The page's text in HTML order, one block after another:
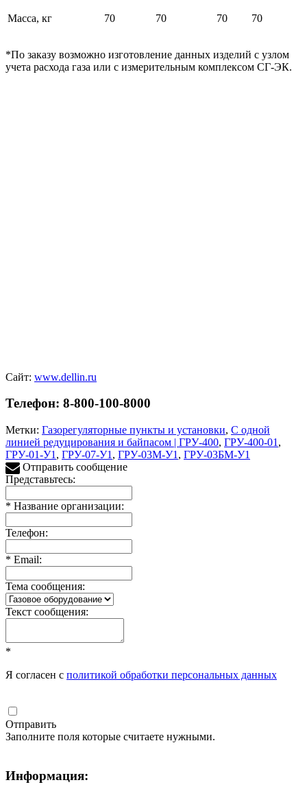
Масса, кг 70 70 70 70
*По заказу возможно изготовление данных изделий с узлом
учета расхода газа или с измерительным комплексом СГ-ЭК.
Сайт: www.dellin.ru
Телефон: 8-800-100-8000
Метки: Газорегуляторные пункты и установки, С одной
линией редуцирования и байпасом | ГРУ-400, ГРУ-400-01 ,
ГРУ-01-У1 , ГРУ-07-У1 , ГРУ-03М-У1 , ГРУ-03БМ-У1
Отправить сообщение
Представьтесь:
* Название организации:
Телефон:
* Email:
Тема сообщения:
Текст сообщения:
*
Я согласен с политикой обработки персональных данных
Отправить
Заполните поля которые считаете нужными.
Информация: